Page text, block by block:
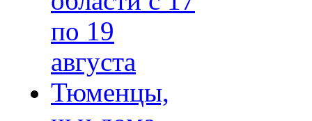
по 19
августа
Тюменцы,